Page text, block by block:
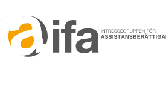
Skip to main content